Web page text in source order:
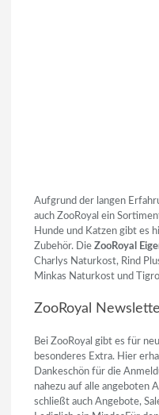
Aufgrund der langen
auch ZooRoyal ein
Hunde und Katzen gibt es
Zubehör. Die ZooRoyal
Charlys Naturkost, Rind
Minkas Naturkost und
ZooRoyal
Bei ZooRoyal gibt es für
besonderes Extra. Hier
Dankeschön für die
nahezu auf alle angeboten
schließt auch Angebote,